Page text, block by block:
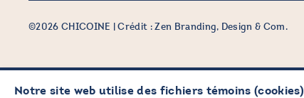
©2026 CHICOINE | Crédit :Zen Branding, Design & Com.
Notre site web utilise des fichiers témoins (cookies)